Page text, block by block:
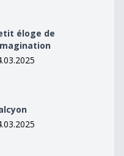
éloge de